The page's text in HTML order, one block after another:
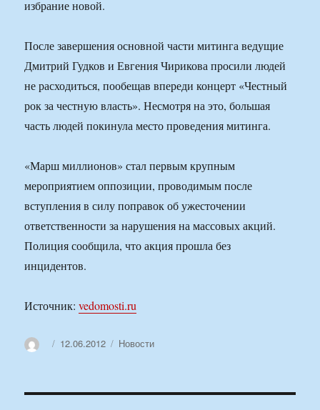
избрание новой.
После завершения основной части митинга ведущие
Дмитрий Гудков и Евгения Чирикова просили людей
не расходиться, пообещав впереди концерт «Честный
рок за честную власть». Несмотря на это, большая
часть людей покинула место проведения митинга.
«Марш миллионов» стал первым крупным
мероприятием оппозиции, проводимым после
вступления в силу поправок об ужесточении
ответственности за нарушения на массовых акций.
Полиция сообщила, что акция прошла без
инцидентов.
Источник:vedomosti.ru
АвторОпубликовано
12.06.2012 Рубрики
Новости